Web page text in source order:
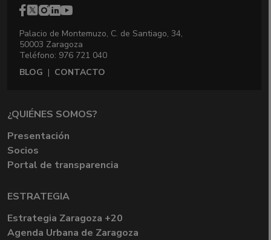
Palacio de Montemuzo, C. de Santiago, 34,
50003 Zaragoza
Teléfono: 976 721 040
BLOG | CONTACTO
¿QUIÉNES SOMOS?
Presentación
Socios
Portal de transparencia
ESTRATEGIA
Estrategia Zaragoza +20
Agenda Urbana de Zaragoza